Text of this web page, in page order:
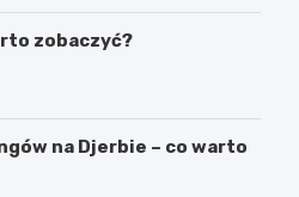
zobaczyć?
na Djerbie – co warto